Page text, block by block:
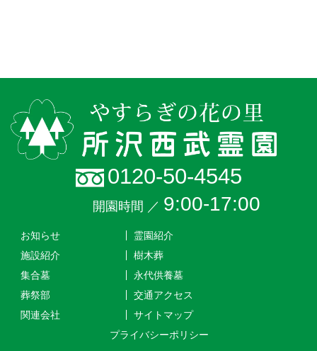
0120-50-4545
開園時間 ／ 9:00-17:00
お知らせ
霊園紹介
施設紹介
樹木葬
集合墓
永代供養墓
葬祭部
交通アクセス
関連会社
サイトマップ
プライバシーポリシー